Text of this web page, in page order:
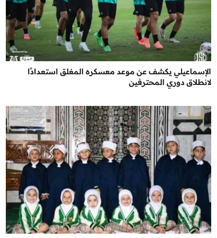
الإسماعيلي يكشف عن موعد معسكره المغلق استعدادًا
لانطلاق دوري المحترفين